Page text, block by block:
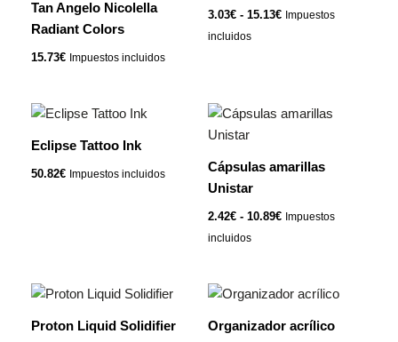
Tan Angelo Nicolella
Radiant Colors
15.73€ Impuestos incluidos
3.03€ - 15.13€3.03€
Impuestos
incluidos
múltiples
variantes.
en
la
página
Eclipse Tattoo Ink
50.82€ Impuestos incluidos
Cápsulas amarillas
Unistar
2.42€ - 10.89€
Rango
2.42€
Impuestos
incluidos
Este
Las
opciones
en
Proton Liquid Solidifier Organizador acrílico